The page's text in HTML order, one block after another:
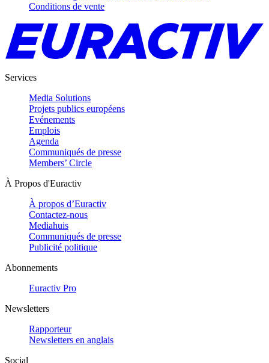
Conditions de vente
Services
Media Solutions
Projets publics européens
Evénements
Emplois
Agenda
Communiqués de presse
Members’ Circle
À Propos d'Euractiv
À propos d’Euractiv
Contactez-nous
Mediahuis
Communiqués de presse
Publicité politique
Abonnements
Euractiv Pro
Newsletters
Rapporteur
Newsletters en anglais
Social